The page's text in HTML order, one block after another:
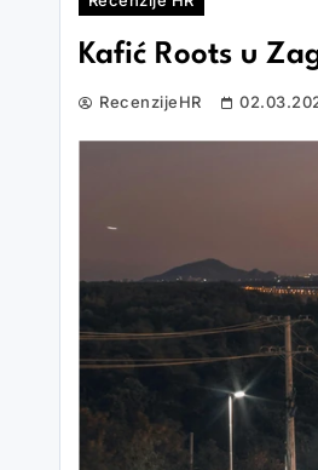
Kafić Roots u
RecenzijeHR